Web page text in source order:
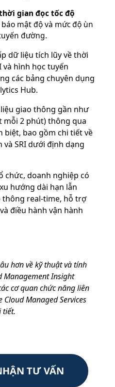
gian đọc tốc độ
báo mật độ và mức độ ùn
đường.
dữ liệu tích lũy về thời
và hình học tuyến
các bảng chuyên dụng
Hub.
giao thông gần như
mỗi 2 phút) thông qua
biệt, bao gồm chi tiết về
SRI dưới định dạng
chức, doanh nghiệp có
hướng dài hạn lẫn
real-time, hỗ trợ
điều hành vận hành
hơn về kỹ thuật và tính
Management Insight
cơ quan chức năng liên
Cloud Managed Services
tiết.
TƯ VẤN